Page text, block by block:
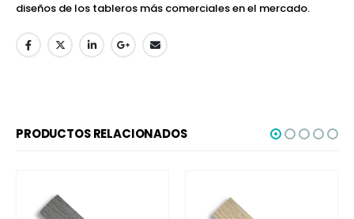
diseños de los tableros más comerciales en el mercado.
PRODUCTOS RELACIONADOS